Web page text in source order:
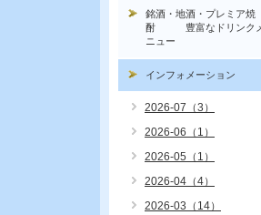
銘酒・地酒・プレミア焼
酎 豊富なドリンク
ニュー
インフォメーション
2026-07（3）
2026-06（1）
2026-05（1）
2026-04（4）
2026-03（14）